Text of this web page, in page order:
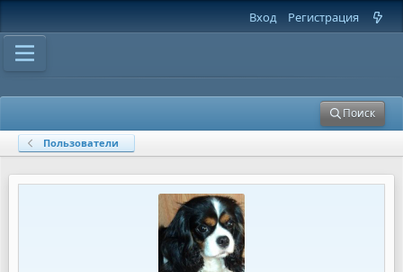
Вход Регистрация
Поиск
Пользователи